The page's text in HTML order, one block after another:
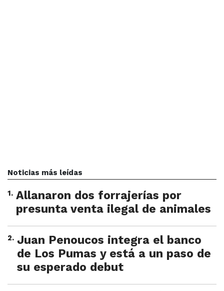
Noticias más leídas
1. Allanaron dos forrajerías por
presunta venta ilegal de animales
2. Juan Penoucos integra el banco
de Los Pumas y está a un paso de
su esperado debut